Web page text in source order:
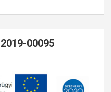
00095